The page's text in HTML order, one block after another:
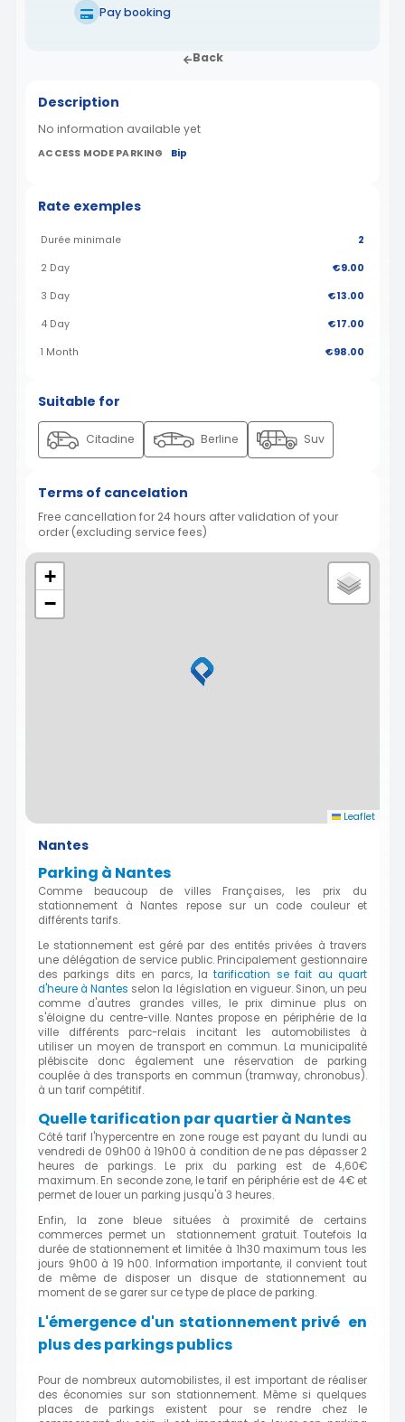
Pay booking
Back
Description
No information available yet
ACCESS MODE PARKING Bip
Rate exemples
Durée minimale 2
2 Day €9.00
3 Day €13.00
4 Day €17.00
1 Month €98.00
Suitable for
Citadine Berline Suv
Terms of cancelation
Free cancellation for 24 hours after validation of your
order (excluding service fees)
+
−
Leaflet
Nantes
Parking à Nantes
Comme beaucoup de villes Françaises, les prix du
stationnement à Nantes repose sur un code couleur et
différents tarifs.
Le stationnement est géré par des entités privées à travers
une délégation de service public. Principalement gestionnaire
des parkings dits en parcs, latarification se fait au quart
d'heure à Nantes selon la législation en vigueur. Sinon, un peu
comme d'autres grandes villes, le prix diminue plus on
s'éloigne du centre-ville. Nantes propose en périphérie de la
ville différents parc-relais incitant les automobilistes à
utiliser un moyen de transport en commun. La municipalité
plébiscite donc également une réservation de parking
couplée à des transports en commun (tramway, chronobus).
à un tarif compétitif.
Quelle tarification par quartier à Nantes
Côté tarif l'hypercentre en zone rouge est payant du lundi au
vendredi de 09h00 à 19h00 à condition de ne pas dépasser 2
heures de parkings. Le prix du parking est de 4,60€
maximum. En seconde zone, le tarif en périphérie est de 4€ et
permet de louer un parking jusqu'à 3 heures.
Enfin, la zone bleue situées à proximité de certains
commerces permet un stationnement gratuit. Toutefois la
durée de stationnement et limitée à 1h30 maximum tous les
jours 9h00 à 19 h00. Information importante, il convient tout
de même de disposer un disque de stationnement au
moment de se garer sur ce type de place de parking.
L'émergence d'un stationnement privé en
plus des parkings publics
Pour de nombreux automobilistes, il est important de réaliser
des économies sur son stationnement. Même si quelques
places de parkings existent pour se rendre chez le